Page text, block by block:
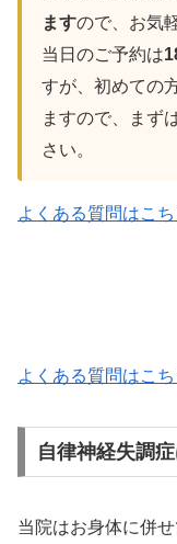
ますので、お気
当日のご予約は
すが、初めての
ますので、まず
さい。
よくある質問はこち
よくある質問はこち
自律神経失調
当院はお身体に併